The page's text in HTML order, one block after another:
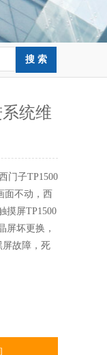
统维
门子TP1500
面不动，西
摸屏TP1500
屏坏更换，
屏故障，死